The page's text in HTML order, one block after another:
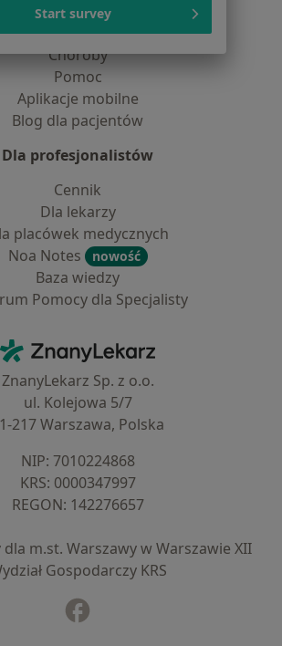
Pytania i odpowiedzi
Usługi i zabiegi
Choroby
Pomoc
Aplikacje mobilne
Blog dla pacjentów
Dla profesjonalistów
Cennik
Dla lekarzy
placówek medycznych
Noa Notes
nowość
Baza wiedzy
Pomocy dla Specjalisty
ZnanyLekarz - Strona główna
ZnanyLekarz Sp. z o.o.
ul. Kolejowa 5/7
217 Warszawa, Polska
NIP: ⁠7010224868
KRS: ⁠0000347997
REGON: ⁠142276657
dla m.st. Warszawy w Warszawie XII
Gospodarczy KRS
Start survey